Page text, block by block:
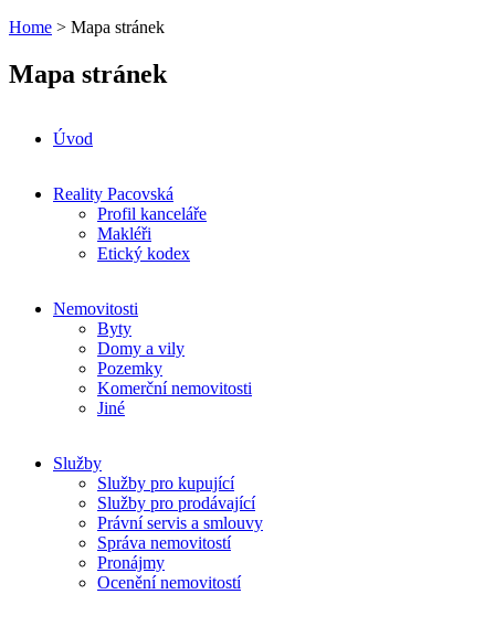
Home > Mapa stránek
Mapa stránek
Úvod
Reality Pacovská
Profil kanceláře
Makléři
Etický kodex
Nemovitosti
Byty
Domy a vily
Pozemky
Komerční nemovitosti
Jiné
Služby
Služby pro kupující
Služby pro prodávající
Právní servis a smlouvy
Správa nemovitostí
Pronájmy
Ocenění nemovitostí